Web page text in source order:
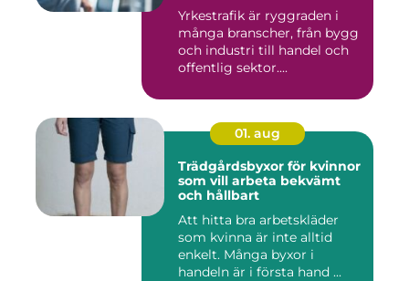
Yrkestrafik är ryggraden i
många branscher, från bygg
och industri till handel och
offentlig sektor....
01. aug
Trädgårdsbyxor för kvinnor
som vill arbeta bekvämt
och hållbart
Att hitta bra arbetskläder
som kvinna är inte alltid
enkelt. Många byxor i
handeln är i första hand ...